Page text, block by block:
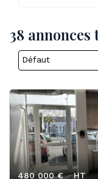
38 annonces
Défaut
480 000 € HT